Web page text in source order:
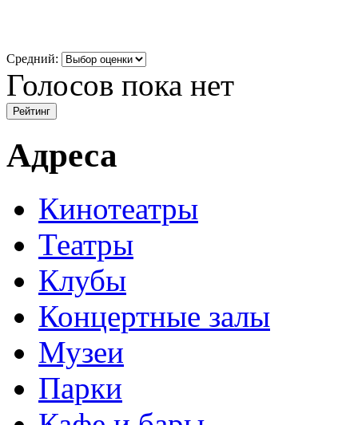
Средний:
Голосов пока нет
Адреса
Кинотеатры
Театры
Клубы
Концертные залы
Музеи
Парки